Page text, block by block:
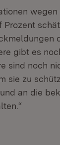
gibt es
sind noch
sie zu
an die